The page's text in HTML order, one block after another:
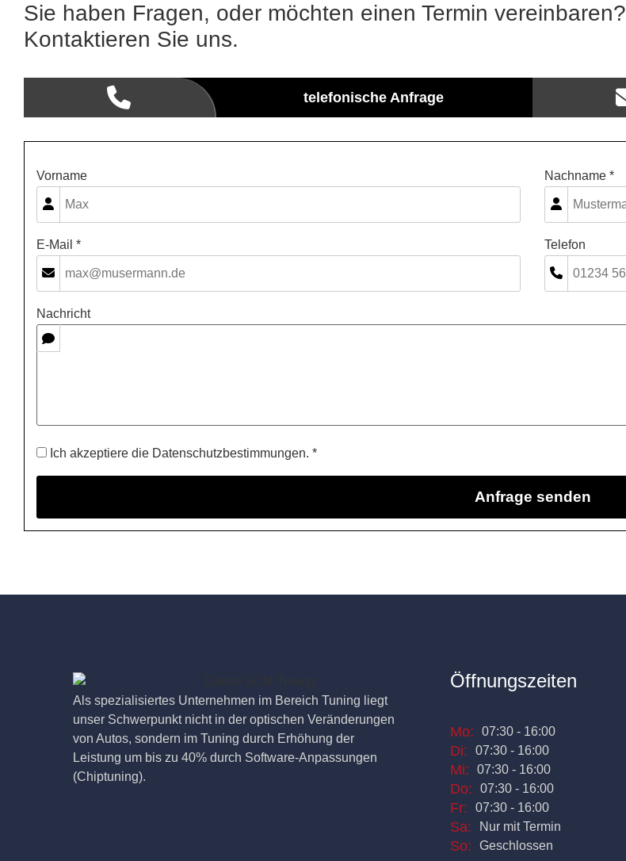
Sie haben Fragen, oder möchten einen Termin vereinbaren?
Kontaktieren Sie uns.
telefonische Anfrage
Vorname Nachname *
E-Mail * Telefon
Nachricht
Ich akzeptiere die Datenschutzbestimmungen. *
Als spezialisiertes Unternehmen im Bereich Tuning liegt
unser Schwerpunkt nicht in der optischen Veränderungen
von Autos, sondern im Tuning durch Erhöhung der
Leistung um bis zu 40% durch Software-Anpassungen
(Chiptuning).
Öffnungszeiten
Mo: 07:30 - 16:00
Di: 07:30 - 16:00
Mi: 07:30 - 16:00
Do: 07:30 - 16:00
Fr: 07:30 - 16:00
Sa: Nur mit Termin
So: Geschlossen